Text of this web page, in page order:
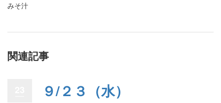
みそ汁
関連記事
９/２３（水）